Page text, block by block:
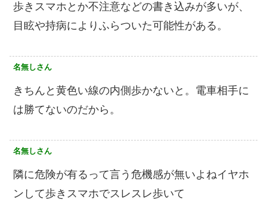
歩きスマホとか不注意などの書き込みが多いが、
目眩や持病によりふらついた可能性がある。
名無しさん
きちんと黄色い線の内側歩かないと。電車相手に
は勝てないのだから。
名無しさん
隣に危険が有るって言う危機感が無いよねイヤホ
ンして歩きスマホでスレスレ歩いて